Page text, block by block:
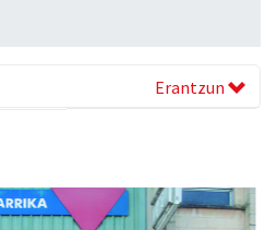
Erantzun